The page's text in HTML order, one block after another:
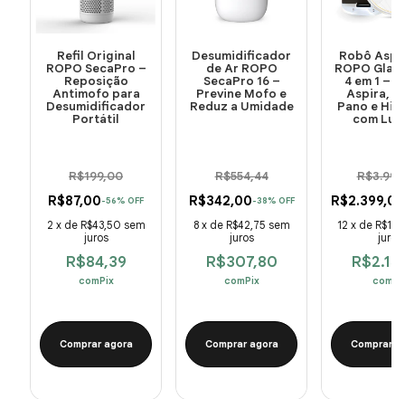
Refil Original
ROPO SecaPro –
Reposição
Antimofo para
Desumidificador
Portátil
R$87,00-56% OFF
R$199,00
R$84,39
comPix
2 x de R$43,50 sem
juros
Comprar agora
Desumidificador
de Ar ROPO
SecaPro 16 –
Previne Mofo e
Reduz a Umidade
R$342,00-38% OFF
R$554,44
R$307,80
comPix
8 x de R$42,75 sem
juros
Comprar agora
Robô
ROPO
4 em 1 –
Aspira,
Pano e
com Luz
R$2.399,00
com
12 x de
juros
Comprar